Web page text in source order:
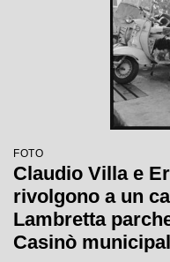
FOTO
Claudio Villa e
rivolgono a un
Lambretta
Casinò